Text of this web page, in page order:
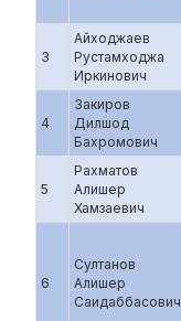
3
Айходжаев
Рустамходжа
Иркинович
4
Закиров
Дилшод
Бахромович
5
Рахматов
Алишер
Хамзаевич
6
Султанов
Алишер
Саидаббасович